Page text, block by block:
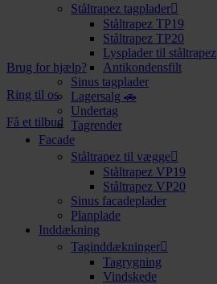
Ståltrapez tagplader
Ståltrapez TP19
Ståltrapez TP20
Lysplader til ståltrapez
Antikondensfilt
Sinus tagplader
Lagersalg 🚗
Undertag
Tagrender
Facade
Ståltrapez til vægge
Ståltrapez VP19
Ståltrapez VP20
Sinus facadeplader
Planplade
Inddækning
Taginddækninger
Tagrygning
Vindskede
Brug for hjælp?
Ring til os
Få et tilbud